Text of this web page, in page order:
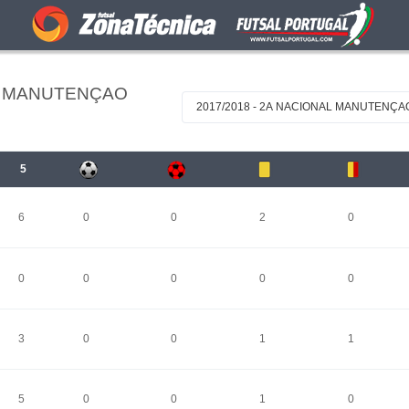
2017/2018 - 2A NACIONAL
5
6 0 0 2 0
0 0 0 0 0
3 0 0 1 1
5 0 0 1 0